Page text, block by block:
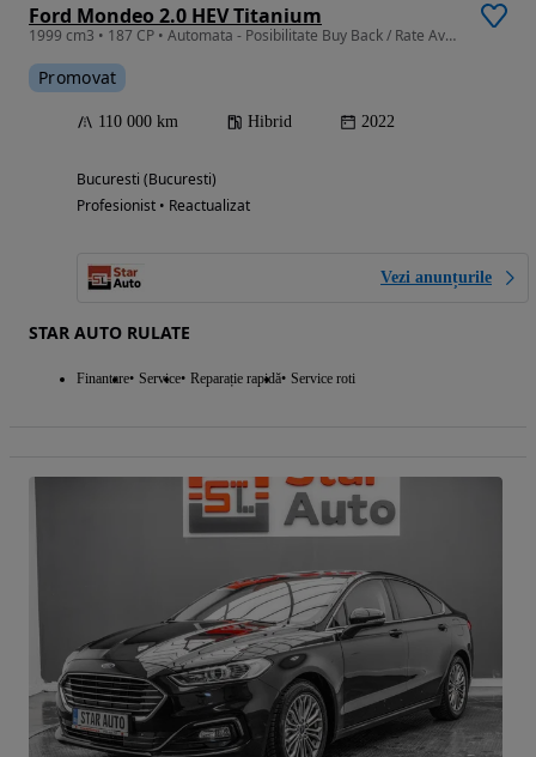
Ford Mondeo 2.0 HEV Titanium
1999 cm3 • 187 CP • Automata - Posibilitate Buy Back / Rate Avans 0% / Garantie 36 Luni
Promovat
110 000 km Hibrid 2022
Bucuresti (Bucuresti)
Profesionist • Reactualizat
Vezi anunțurile
STAR AUTO RULATE
Finantare Service Reparație rapidă Service roti